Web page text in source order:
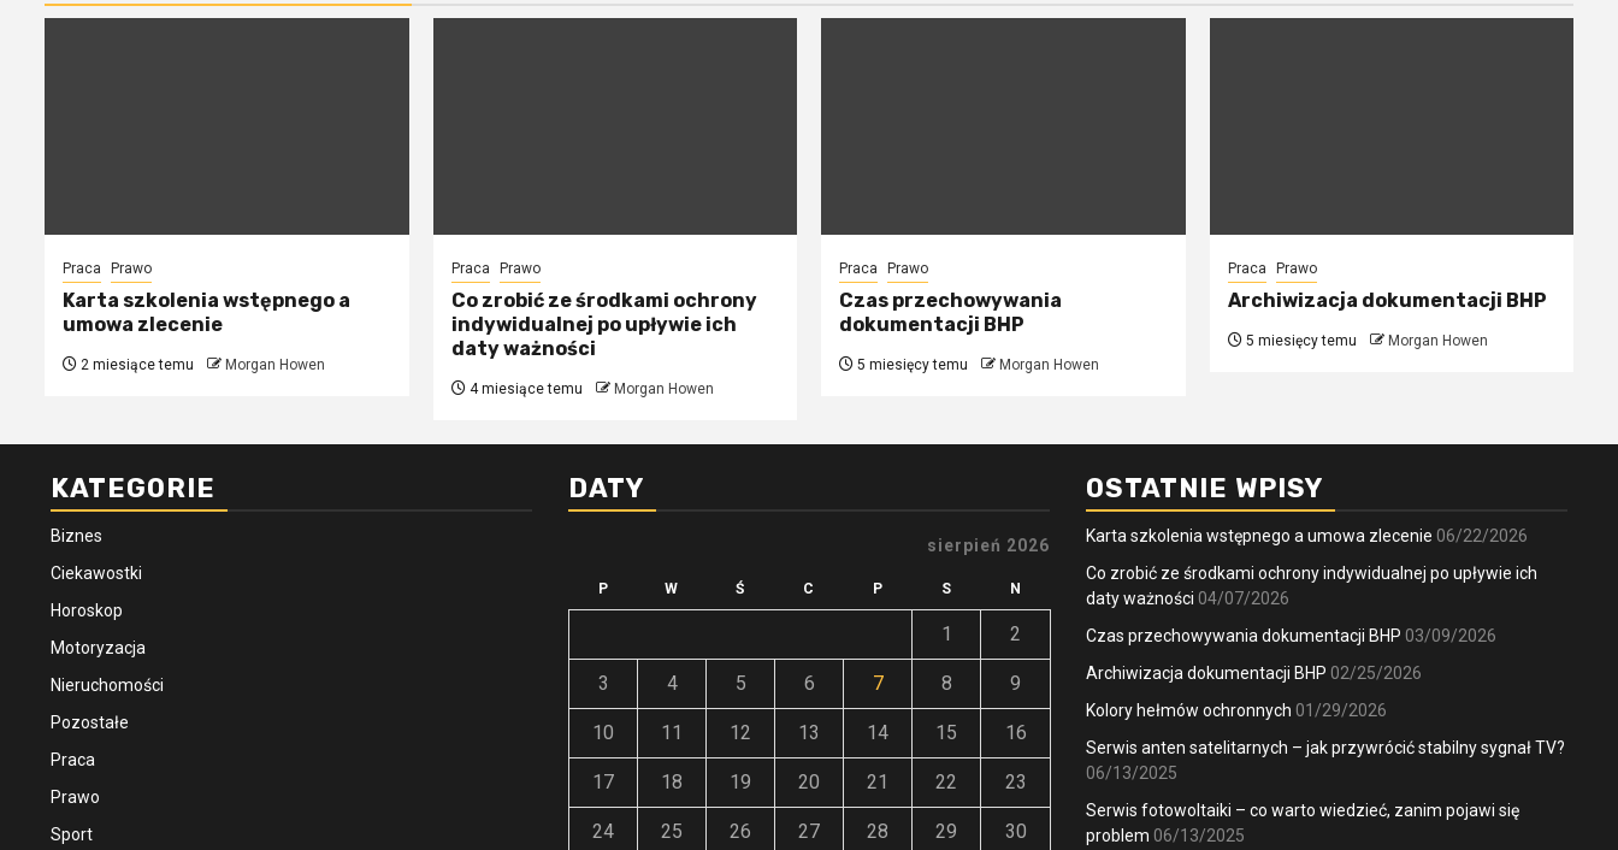
Praca Prawo
Karta szkolenia wstępnego a
umowa zlecenie
2 miesiące temu Morgan Howen
Praca Prawo
Co zrobić ze środkami ochrony
indywidualnej po upływie ich
daty ważności
4 miesiące temu Morgan Howen
Praca Prawo
Czas przechowywania
dokumentacji BHP
5 miesięcy temu Morgan Howen
Praca Prawo
Archiwizacja dokumentacji BHP
5 miesięcy temu Morgan Howen
KATEGORIE
Biznes
Ciekawostki
Horoskop
Motoryzacja
Nieruchomości
Pozostałe
Praca
Prawo
Sport
DATY
sierpień 2026
P W Ś C P S N
1 2
3 4 5 6 7 8 9
10 11 12 13 14 15 16
17 18 19 20 21 22 23
24 25 26 27 28 29 30
OSTATNIE WPISY
Karta szkolenia wstępnego a umowa zlecenie 06/22/2026
Co zrobić ze środkami ochrony indywidualnej po upływie ich
daty ważności 04/07/2026
Czas przechowywania dokumentacji BHP 03/09/2026
Archiwizacja dokumentacji BHP 02/25/2026
Kolory hełmów ochronnych 01/29/2026
Serwis anten satelitarnych – jak przywrócić stabilny sygnał TV?
06/13/2025
Serwis fotowoltaiki – co warto wiedzieć, zanim pojawi się
problem 06/13/2025